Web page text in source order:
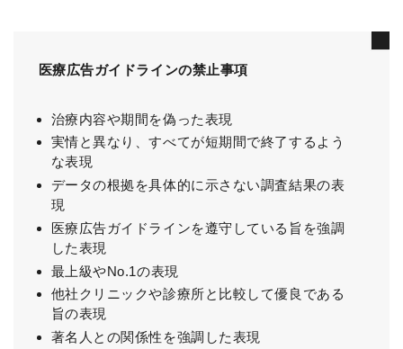
医療広告ガイドラインの禁止事項
治療内容や期間を偽った表現
実情と異なり、すべてが短期間で終了するよう
な表現
データの根拠を具体的に示さない調査結果の表
現
医療広告ガイドラインを遵守している旨を強調
した表現
最上級やNo.1の表現
他社クリニックや診療所と比較して優良である
旨の表現
著名人との関係性を強調した表現